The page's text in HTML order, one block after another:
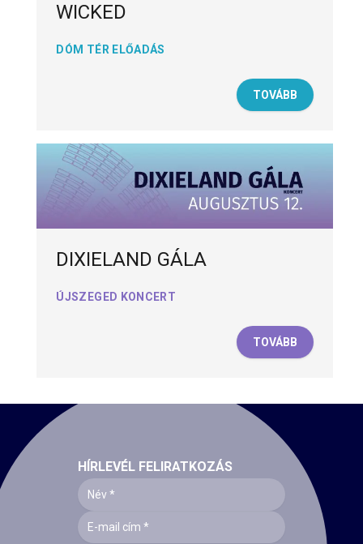
WICKED
DÓM TÉR ELŐADÁS
TOVÁBB
DIXIELAND GÁLA
ÚJSZEGED KONCERT
TOVÁBB
HÍRLEVÉL FELIRATKOZÁS